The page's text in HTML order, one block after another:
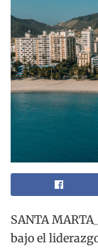
SANTA
bajo el